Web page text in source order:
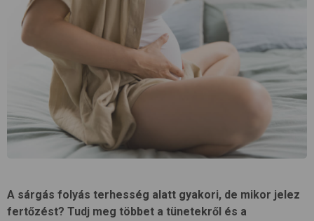
A sárgás folyás terhesség alatt gyakori, de mikor jelez
fertőzést? Tudj meg többet a tünetekről és a